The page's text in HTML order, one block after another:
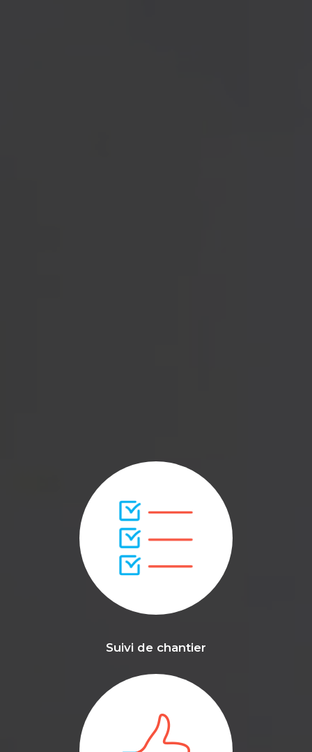
Suivi de chantier